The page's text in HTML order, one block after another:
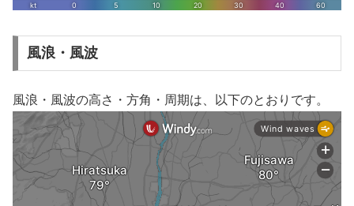
風浪・風波
風浪・風波の高さ・方角・周期は、以下のとおりです。